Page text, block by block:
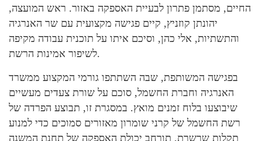
החיים, מסתמן פתרון לבעיית האספקה באזור. ראש המועצה,
יהונתן קוזניץ, קיים פגישה מקצועית עם שר האנרגיה
והתשתיות, אלי כהן, וסיכם איתו על תוכנית עבודה מקיפה
לשיפור אמינות הרשת.
בפגישה המשותפת, שבה השתתפו גורמי המקצוע ממשרד
האנרגיה וחברת החשמל, סוכם על שורת צעדים מעשיים
שיבוצעו בלוח זמנים מואץ. במסגרת זו, תבוצע הפרדה של
רשת החשמל של קרני שומרון מאזורים סמוכים כדי למנוע
תקלות שרשרת, תורחב יכולת האספקה של תחנת המשנה